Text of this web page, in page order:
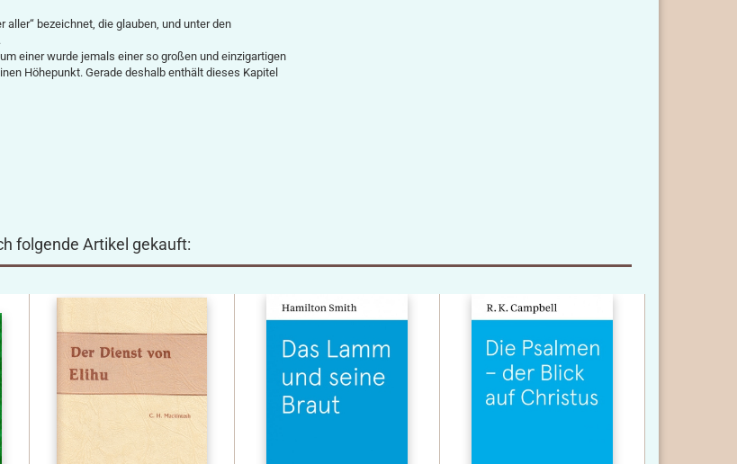
aller“ bezeichnet, die glauben, und unter den
einer wurde jemals einer so großen und einzigartigen
Höhepunkt. Gerade deshalb enthält dieses Kapitel
folgende Artikel gekauft: